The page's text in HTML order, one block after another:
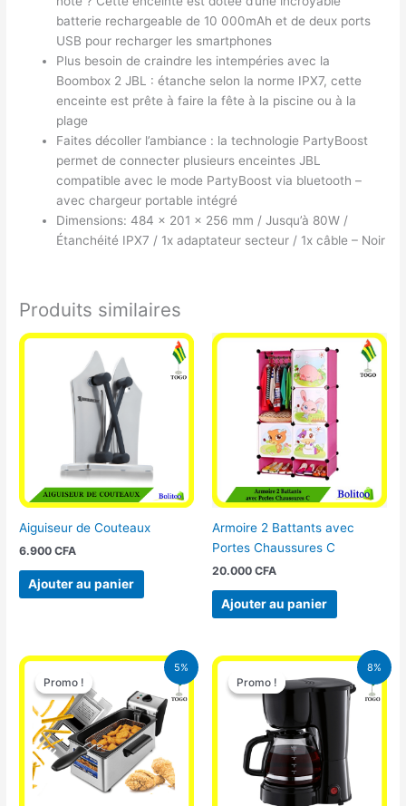
batterie rechargeable de 10 000mAh et de deux ports
USB pour recharger les smartphones
Plus besoin de craindre les intempéries avec la
Boombox 2 JBL : étanche selon la norme IPX7, cette
enceinte est prête à faire la fête à la piscine ou à la
plage
Faites décoller l’ambiance : la technologie PartyBoost
permet de connecter plusieurs enceintes JBL
compatible avec le mode PartyBoost via bluetooth –
avec chargeur portable intégré
Dimensions: 484 x 201 x 256 mm / Jusqu’à 80W /
Étanchéité IPX7 / 1x adaptateur secteur / 1x câble – Noir
Produits similaires
Aiguiseur de Couteaux
6.900CFA
Ajouter au panier
Armoire 2 Battants avec
Portes Chaussures C
20.000 CFA
Ajouter au panier
5%
Promo !
Promo !
Le
initial
était :
39.000 CFA.
Le
prix
actuel
est :
37.000 CFA.
8%
Promo !
Promo !
Le
prix
initial
25.000 CFA.
Le
prix
actuel
est :
23.000 CFA.